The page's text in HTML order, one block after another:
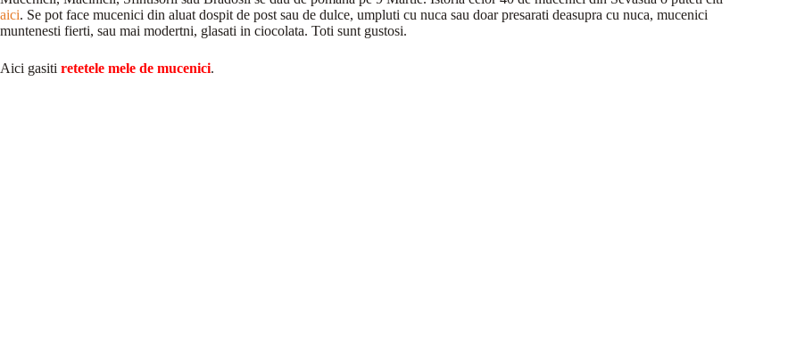
aici. Se pot face mucenici din aluat dospit de post sau de dulce, umpluti cu nuca sau doar presarati deasupra cu nuca, mucenici
muntenesti fierti, sau mai modertni, glasati in ciocolata. Toti sunt gustosi.
Aici gasiti retetele mele de mucenici.